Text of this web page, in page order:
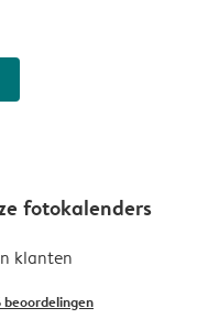
fotokalenders
klanten
beoordelingen